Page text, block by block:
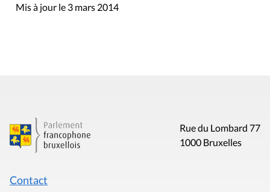
Mis à jour le 3 mars 2014
Rue du Lombard 77
1000 Bruxelles
Contact